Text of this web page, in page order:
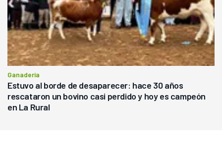
Ganadería
Estuvo al borde de desaparecer: hace 30 años
rescataron un bovino casi perdido y hoy es campeón
en La Rural